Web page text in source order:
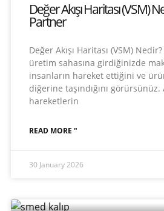
Değer Akışı Haritası (VSM)
Partner
Değer Akışı Haritası (VSM)
üretim sahasına girdiğinizde
insanların hareket ettiğini ve
diğerine taşındığını görürsünüz.
hareketlerin
READ MORE "
30 January 2026